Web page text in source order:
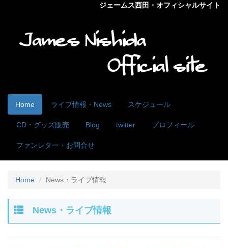
ジェームス西田・オフィシャルサイト
Home ライブ情報・News スケジュール
CD・グッズ販売 Blog twitter プロフィール
ファンレター・お問合せ
Home News・ライブ情報
News・ライブ情報